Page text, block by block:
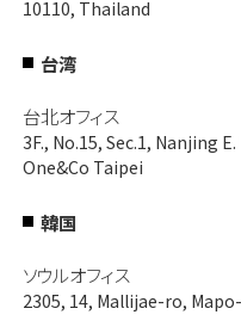
10110, Thailand
台湾
台北オフィス
3F., No.15, Sec.1, Nanjing
One&Co Taipei
韓国
ソウルオフィス
2305, 14, Mallijae-ro,